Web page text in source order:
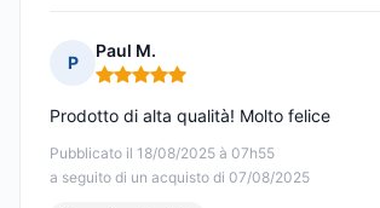
P
Paul M.
Nota: 5 su 5
Pubblicato il 18/08/2025 à 07h55
a seguito di un acquisto di 07/08/2025
Prodotto di alta qualità! Molto felice